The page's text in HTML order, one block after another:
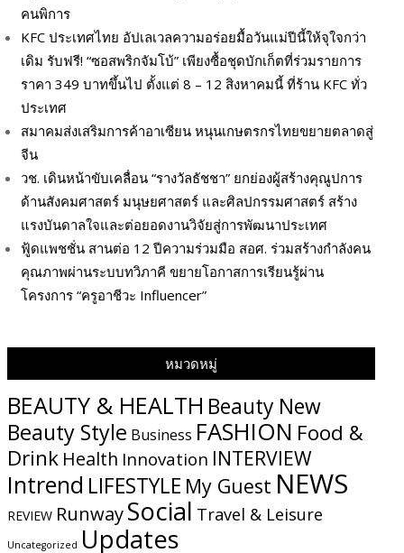
คนพิการ
KFC ประเทศไทย อัปเลเวลความอร่อยมื้อวันแม่ปีนี้ให้จุใจกว่า
เดิม รับฟรี! “ซอสพริกจัมโบ้” เพียงซื้อชุดบักเก็ตที่ร่วมรายการ
ราคา 349 บาทขึ้นไป ตั้งแต่ 8 – 12 สิงหาคมนี้ ที่ร้าน KFC ทั่ว
ประเทศ
สมาคมส่งเสริมการค้าอาเซียน หนุนเกษตรกรไทยขยายตลาดสู่
จีน
วช. เดินหน้าขับเคลื่อน “รางวัลธัชชา” ยกย่องผู้สร้างคุณูปการ
ด้านสังคมศาสตร์ มนุษยศาสตร์ และศิลปกรรมศาสตร์ สร้าง
แรงบันดาลใจและต่อยอดงานวิจัยสู่การพัฒนาประเทศ
ฟู้ดแพชชั่น สานต่อ 12 ปีความร่วมมือ สอศ. ร่วมสร้างกำลังคน
คุณภาพผ่านระบบทวิภาคี ขยายโอกาสการเรียนรู้ผ่าน
โครงการ “ครูอาชีวะ Influencer”
หมวดหมู่
BEAUTY & HEALTH Beauty New
Beauty Style Business FASHION Food &
Drink Health Innovation INTERVIEW
Intrend LIFESTYLE My​ Guest NEWS
REVIEW RunwaySocial Travel & Leisure
Uncategorized Updates